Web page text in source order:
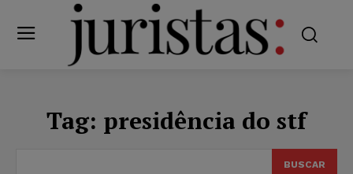
Tag: presidência do stf
BUSCAR